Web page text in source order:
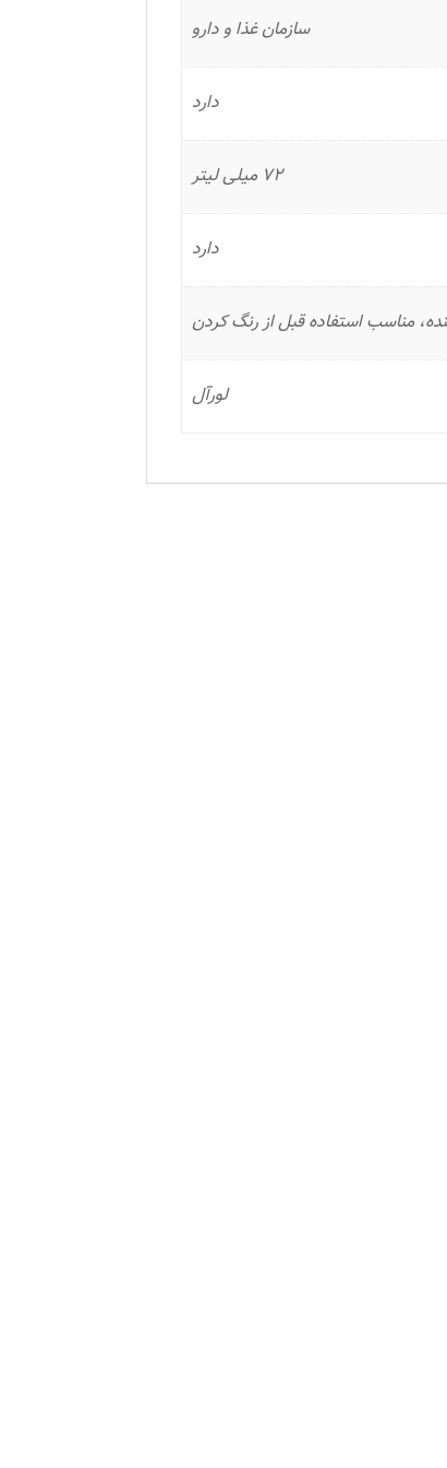
سازمان غذا و دارو
دارد
72 میلی لیتر
دارد
مناسب استفاده قبل از رنگ کردن
لورآل